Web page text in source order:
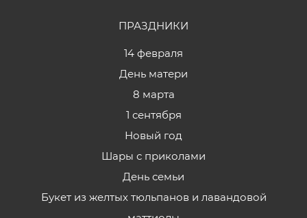
ПРАЗДНИКИ
14 февраля
День матери
8 марта
1 сентября
Новый год
Шары с приколами
День семьи
Букет из желтых тюльпанов и лавандовой